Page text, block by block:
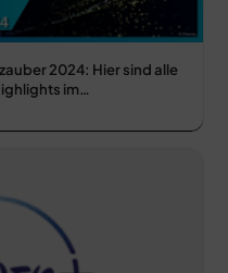
2024: Hier sind alle
im…